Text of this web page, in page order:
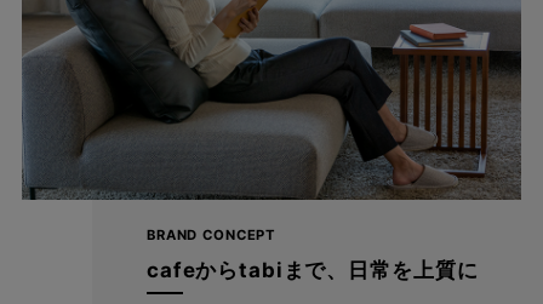
たどり着いたのは上質なストレッチ素材とシルエットから作
BRAND CONCEPT
cafeからtabiまで、日常を上質に